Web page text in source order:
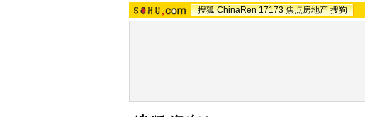
搜狐 ChinaRen 17173 焦点房地产 搜狗